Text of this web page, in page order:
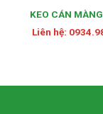
KEO CÁN
Liên hệ: